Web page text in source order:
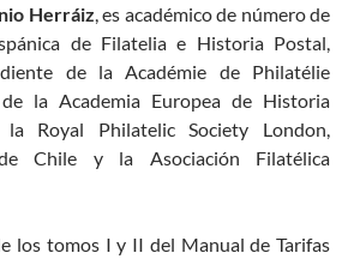
Herráiz, es académico de número de
de Filatelia e Historia Postal,
de la Académie de Philatélie
de la Academia Europea de Historia
Royal Philatelic Society London,
Chile y la Asociación Filatélica
los tomos I y II del Manual de Tarifas